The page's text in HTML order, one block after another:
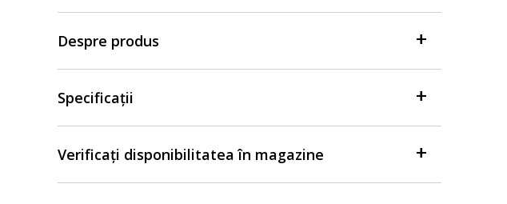
Despre produs
Specificații
Verificați disponibilitatea în magazine